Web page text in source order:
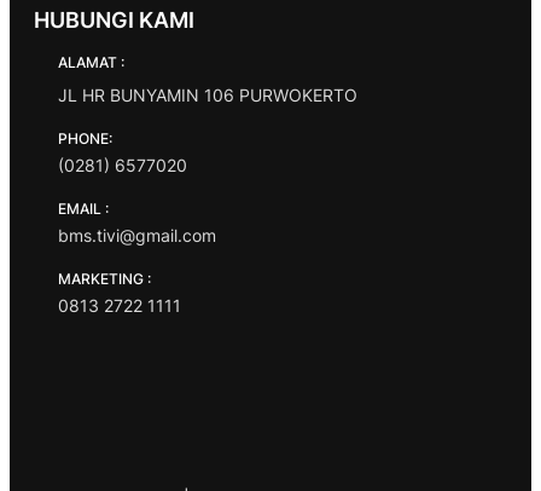
HUBUNGI KAMI
ALAMAT :
JL HR BUNYAMIN 106 PURWOKERTO
PHONE:
(0281) 6577020
EMAIL :
bms.tivi@gmail.com
MARKETING :
0813 2722 1111